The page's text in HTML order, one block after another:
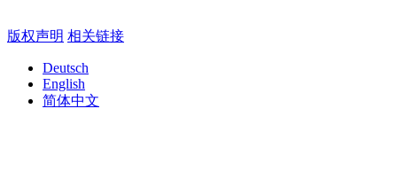
版权声明 相关链接
Deutsch
English
简体中文